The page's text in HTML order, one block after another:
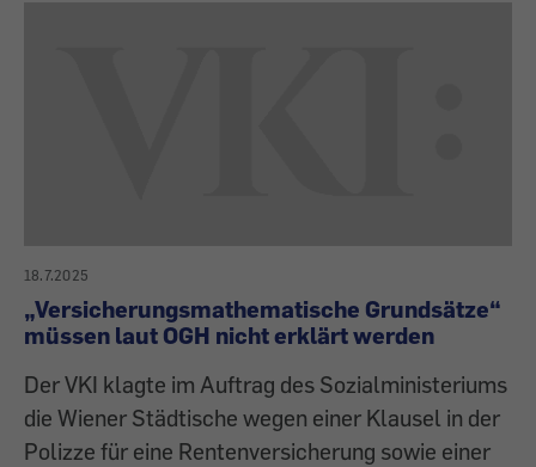
18.7.2025
„Versicherungsmathematische Grundsätze“
müssen laut OGH nicht erklärt werden
Der VKI klagte im Auftrag des Sozialministeriums
die Wiener Städtische wegen einer Klausel in der
Polizze für eine Rentenversicherung sowie einer